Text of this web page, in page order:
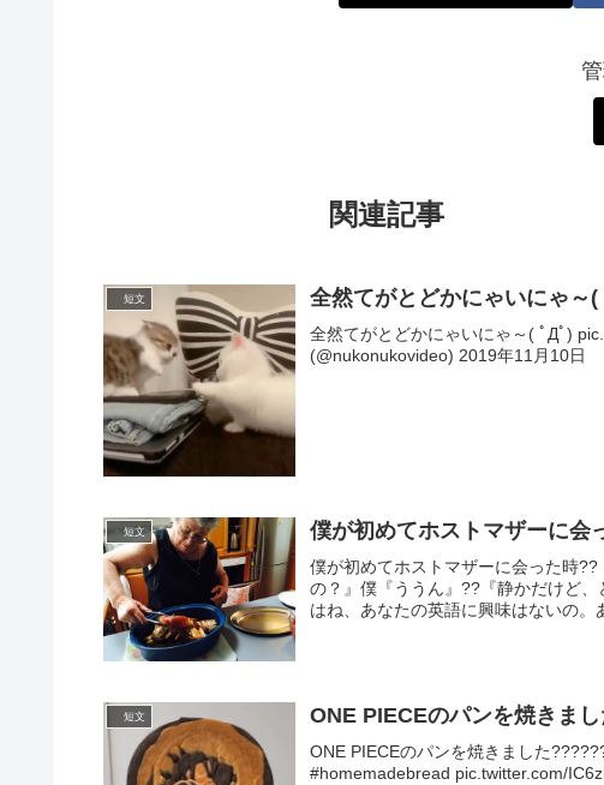
関連記事
短文 全然てがとどかにゃいにゃ～(
全然てがとどかにゃいにゃ～( ﾟДﾟ)
(@nukonukovideo) 2019年11月10日
短文 僕が初めてホストマザーに会
僕が初めてホストマザーに会った時
の？』僕『ううん』??『静かだけど
はね、あなたの英語に興味はないの。
短文 ONE PIECEのパンを焼きまし
ONE PIECEのパンを焼きました
#homemadebread pic.twitter.com/